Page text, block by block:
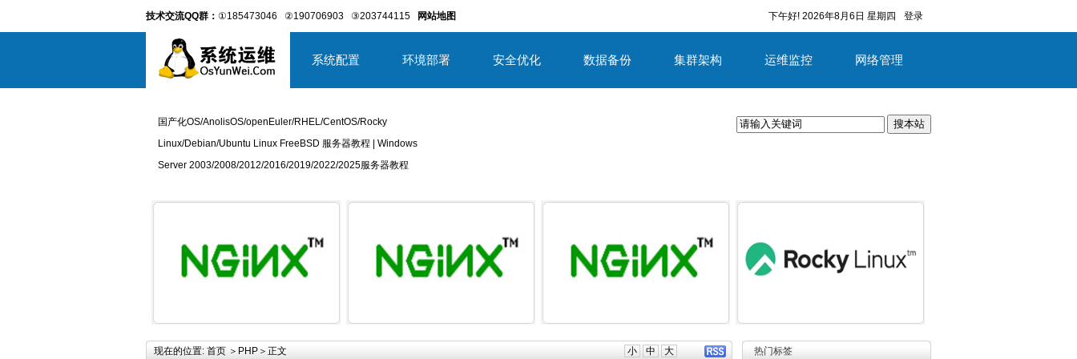
技术交流QQ群： ①185473046 ②190706903 ③203744115 网站地图 登录
下午好! 2026年8月6日 星期四
系统配置 环境部署 安全优化 数据备份 集群架构 运维监控 网络管理
国产化OS/AnolisOS/openEuler/RHEL/CentOS/Rocky
Linux/Debian/Ubuntu Linux FreeBSD 服务器教程 | Windows
Server 2003/2008/2012/2016/2019/2022/2025服务器教程
搜本站
现在的位置: 首页 ＞ PHP ＞正文 小 中 大 热门标签